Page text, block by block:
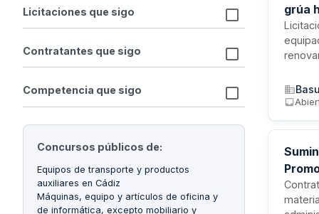
Licitaciones que sigo
Contratantes que sigo
Competencia que sigo
Concursos públicos de:
Equipos de transporte y productos
auxiliares en Cádiz
Máquinas, equipo y artículos de oficina y
de informática, excepto mobiliario y
grúa